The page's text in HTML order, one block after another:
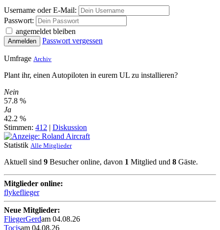
Username oder E-Mail:
Passwort:
angemeldet bleiben
Anmelden Passwort vergessen
Umfrage Archiv
Plant ihr, einen Autopiloten in eurem UL zu installieren?
Nein
57.8 %
Ja
42.2 %
Stimmen: 412 | Diskussion
Statistik Alle Mitglieder
Aktuell sind 9 Besucher online, davon 1 Mitglied und 8 Gäste.
Mitglieder online:
flykeflieger
Neue Mitglieder:
FliegerGerdam 04.08.26
Tocisam 04.08.26